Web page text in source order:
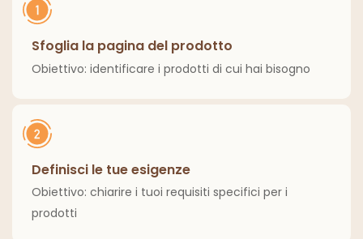
Sfoglia la pagina del prodotto
Obiettivo: identificare i prodotti di cui hai bisogno
Definisci le tue esigenze
Obiettivo: chiarire i tuoi requisiti specifici per i
prodotti